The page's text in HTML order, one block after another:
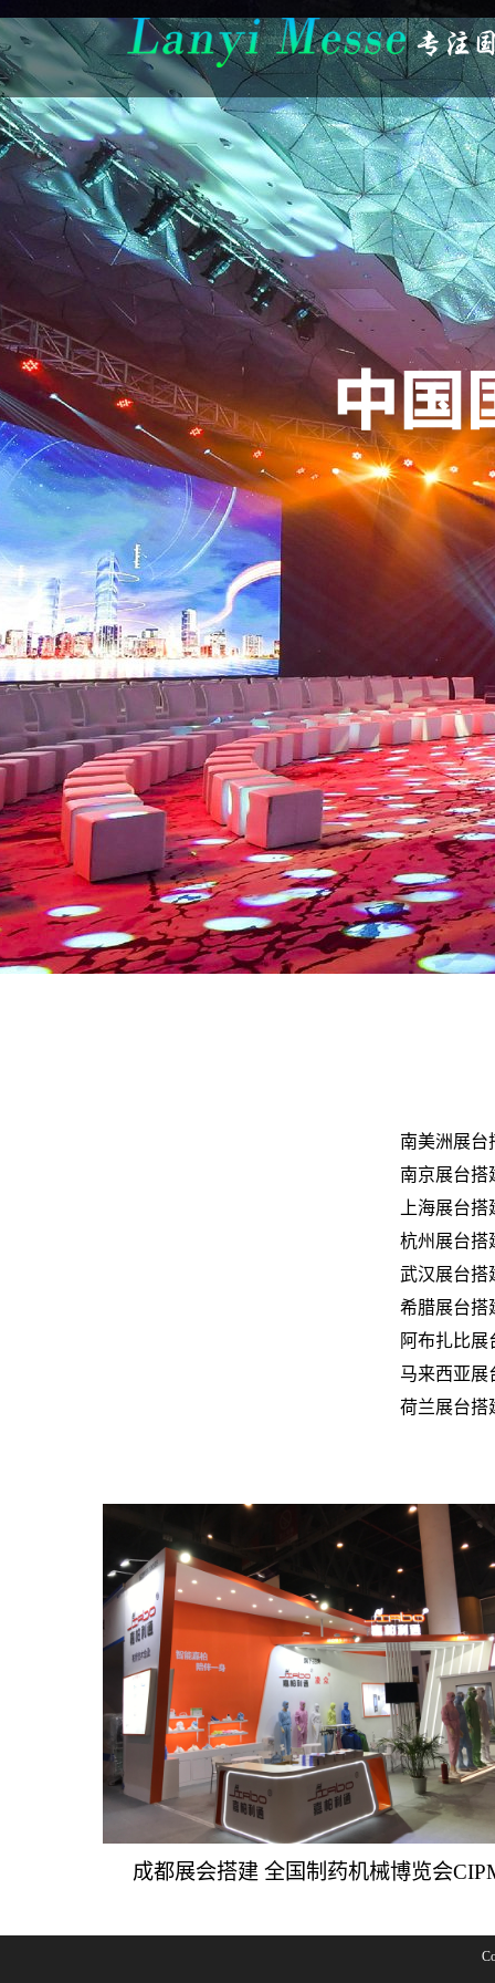
南美洲展台
南京展台搭
上海展台搭
杭州展台搭
武汉展台搭
希腊展台搭
阿布扎比展
马来西亚展
荷兰展台搭
成都展会搭建 全国制药机械博览会